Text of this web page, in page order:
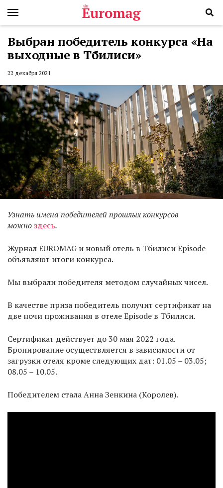
Выбран победитель конкурса «На
выходные в Тбилиси»
22 декабря 2021
Узнать имена победителей прошлых конкурсов
можноздесь.
Журнал EUROMAG и новый отель в Тбилиси Episode
объявляют итоги конкурса.
Мы выбрали победителя методом случайных чисел.
В качестве приза победитель получит сертификат на
две ночи проживания в отеле Episode в Тбилиси.
Сертификат действует до 30 мая 2022 года.
Бронирование осуществляется в зависимости от
загрузки отеля кроме следующих дат: 01.05 – 03.05;
08.05 – 10.05.
Победителем стала Анна Зенкина (Королев).